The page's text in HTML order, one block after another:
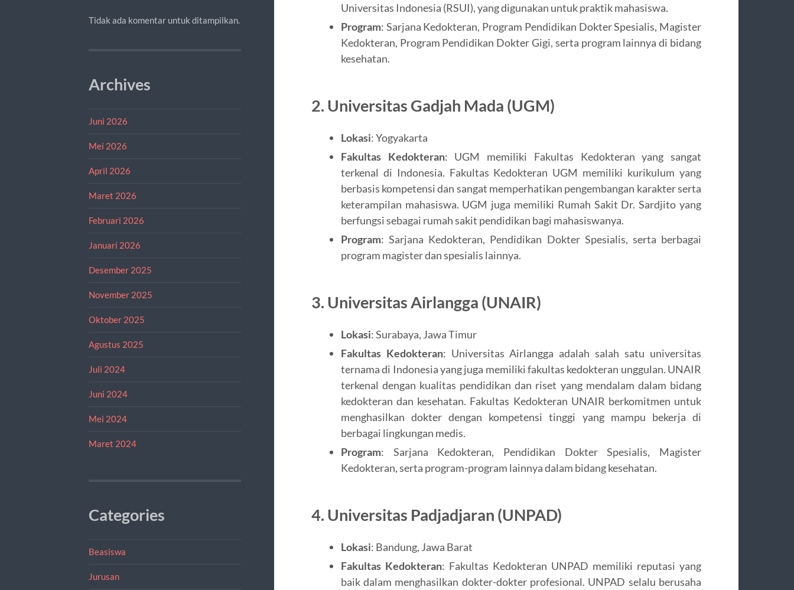
Tidak ada komentar untuk ditampilkan.
Archives
Juni 2026
Mei 2026
April 2026
Maret 2026
Februari 2026
Januari 2026
Desember 2025
November 2025
Oktober 2025
Agustus 2025
Juli 2024
Juni 2024
Mei 2024
Maret 2024
Categories
Beasiswa
Jurusan
Universitas Indonesia (RSUI), yang digunakan untuk praktik mahasiswa.
Program: Sarjana Kedokteran, Program Pendidikan Dokter Spesialis, Magister
Kedokteran, Program Pendidikan Dokter Gigi, serta program lainnya di bidang
kesehatan.
2. Universitas Gadjah Mada (UGM)
Lokasi: Yogyakarta
Fakultas Kedokteran: UGM memiliki Fakultas Kedokteran yang sangat
terkenal di Indonesia. Fakultas Kedokteran UGM memiliki kurikulum yang
berbasis kompetensi dan sangat memperhatikan pengembangan karakter serta
keterampilan mahasiswa. UGM juga memiliki Rumah Sakit Dr. Sardjito yang
berfungsi sebagai rumah sakit pendidikan bagi mahasiswanya.
Program: Sarjana Kedokteran, Pendidikan Dokter Spesialis, serta berbagai
program magister dan spesialis lainnya.
3. Universitas Airlangga (UNAIR)
Lokasi: Surabaya, Jawa Timur
Fakultas Kedokteran: Universitas Airlangga adalah salah satu universitas
ternama di Indonesia yang juga memiliki fakultas kedokteran unggulan. UNAIR
terkenal dengan kualitas pendidikan dan riset yang mendalam dalam bidang
kedokteran dan kesehatan. Fakultas Kedokteran UNAIR berkomitmen untuk
menghasilkan dokter dengan kompetensi tinggi yang mampu bekerja di
berbagai lingkungan medis.
Program: Sarjana Kedokteran, Pendidikan Dokter Spesialis, Magister
Kedokteran, serta program-program lainnya dalam bidang kesehatan.
4. Universitas Padjadjaran (UNPAD)
Lokasi: Bandung, Jawa Barat
Fakultas Kedokteran: Fakultas Kedokteran UNPAD memiliki reputasi yang
baik dalam menghasilkan dokter-dokter profesional. UNPAD selalu berusaha